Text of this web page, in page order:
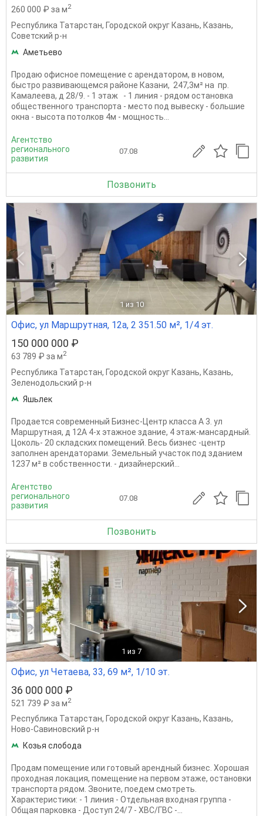
260 000 ₽ за м2
Республика Татарстан, Городской округ Казань, Казань,
Советский р-н
Аметьево
Продаю офисное помещение с арендатором, в новом,
быстро развивающемся районе Казани, 247,3м² на пр.
Камалеева, д 28/9. - 1 этаж - 1 линия - рядом остановка
общественного транспорта - место под вывеску - большие
окна - высота потолков 4м - мощность...
Агентство
регионального
развития
07.08
Позвонить
1 из 10
Офис, ул Маршрутная, 12а, 2 351.50 м², 1/4 эт.
150 000 000 ₽
63 789 ₽ за м2
Республика Татарстан, Городской округ Казань, Казань,
Зеленодольский р-н
Яшьлек
Продается современный Бизнес-Центр класса А 3. ул
Маршрутная, д 12А 4-х этажное здание, 4 этаж-мансардный.
Цоколь- 20 складских помещений. Весь бизнес -центр
заполнен арендаторами. Земельный участок под зданием
1237 м² в собственности. - дизайнерский...
Агентство
регионального
развития
07.08
Позвонить
1 из 7
Офис, ул Четаева, 33, 69 м², 1/10 эт.
36 000 000 ₽
521 739 ₽ за м2
Республика Татарстан, Городской округ Казань, Казань,
Ново-Савиновский р-н
Козья слобода
Продам помещение или готовый арендный бизнес. Хорошая
проходная локация, помещение на первом этаже, остановки
транспорта рядом. Звоните, поедем смотреть.
Характеристики: - 1 линия - Отдельная входная группа -
Общая парковка - Доступ 24/7 - ХВС/ГВС -...